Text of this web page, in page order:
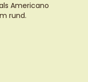
Americano
rund.